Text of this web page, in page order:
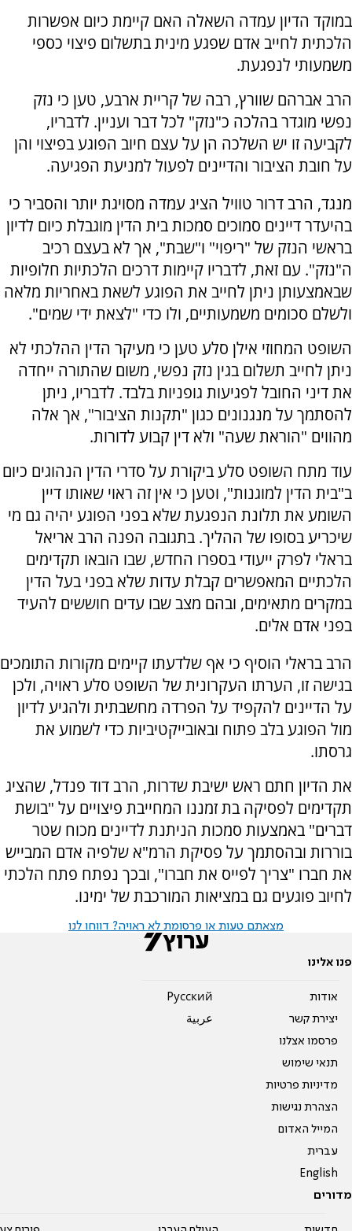
במוקד הדיון עמדה השאלה האם קיימת כיום אפשרות
הלכתית לחייב אדם שפגע מינית בתשלום פיצוי כספי
משמעותי לנפגעת.
הרב אברהם שוורץ, רבה של קריית ארבע, טען כי נזק
נפשי מוגדר בהלכה כ"נזק" לכל דבר ועניין. לדבריו,
לקביעה זו יש השלכה הן על עצם חיוב הפוגע בפיצוי והן
על חובת הציבור והדיינים לפעול למניעת הפגיעה.
מנגד, הרב דרור טוויל הציג עמדה מסויגת יותר והסביר כי
בהיעדר דיינים סמוכים סמכות בית הדין מוגבלת כיום לדיון
בראשי הנזק של "ריפוי" ו"שבת", אך לא בעצם רכיב
ה"נזק". עם זאת, לדבריו קיימות דרכים הלכתיות חלופיות
שבאמצעותן ניתן לחייב את הפוגע לשאת באחריות מלאה
ולשלם סכומים משמעותיים, ולו כדי "לצאת ידי שמים".
השופט המחוזי אילן סלע טען כי מעיקר הדין ההלכתי לא
ניתן לחייב תשלום בגין נזק נפשי, משום שהתורה ייחדה
את דיני החובל לפגיעות גופניות בלבד. לדבריו, ניתן
להסתמך על מנגנונים כגון "תקנות הציבור", אך אלה
מהווים "הוראת שעה" ולא דין קבוע לדורות.
עוד מתח השופט סלע ביקורת על סדרי הדין הנהוגים כיום
ב"בית הדין למוגנות", וטען כי אין זה ראוי שאותו דיין
השומע את תלונת הנפגעת שלא בפני הפוגע יהיה גם מי
שיכריע בסופו של ההליך. בתגובה הפנה הרב אריאל
בראלי לפרק ייעודי בספרו החדש, שבו הובאו תקדימים
הלכתיים המאפשרים קבלת עדות שלא בפני בעל הדין
במקרים מתאימים, ובהם מצב שבו עדים חוששים להעיד
בפני אדם אלים.
הרב בראלי הוסיף כי אף שלדעתו קיימים מקורות התומכים
בגישה זו, הערתו העקרונית של השופט סלע ראויה, ולכן
על הדיינים להקפיד על הפרדה מחשבתית ולהגיע לדיון
מול הפוגע בלב פתוח ובאובייקטיביות כדי לשמוע את
גרסתו.
את הדיון חתם ראש ישיבת שדרות, הרב דוד פנדל, שהציג
תקדימים לפסיקה בת זמננו המחייבת פיצויים על "בושת
דברים" באמצעות סמכות הניתנת לדיינים מכוח שטר
בוררות ובהסתמך על פסיקת הרמ"א שלפיה אדם המבייש
את חברו "צריך לפייס את חברו", ובכך נפתח פתח הלכתי
לחיוב פוגעים גם במציאות המורכבת של ימינו.
מצאתם טעות או פרסומת לא ראויה? דווחו לנו
פנו אלינו
אודות
יצירת קשר
פרסמו אצלנו
תנאי שימוש
מדיניות פרטיות
הצהרת נגישות
המייל האדום
עברית
English
Pусский
عربية
מדורים